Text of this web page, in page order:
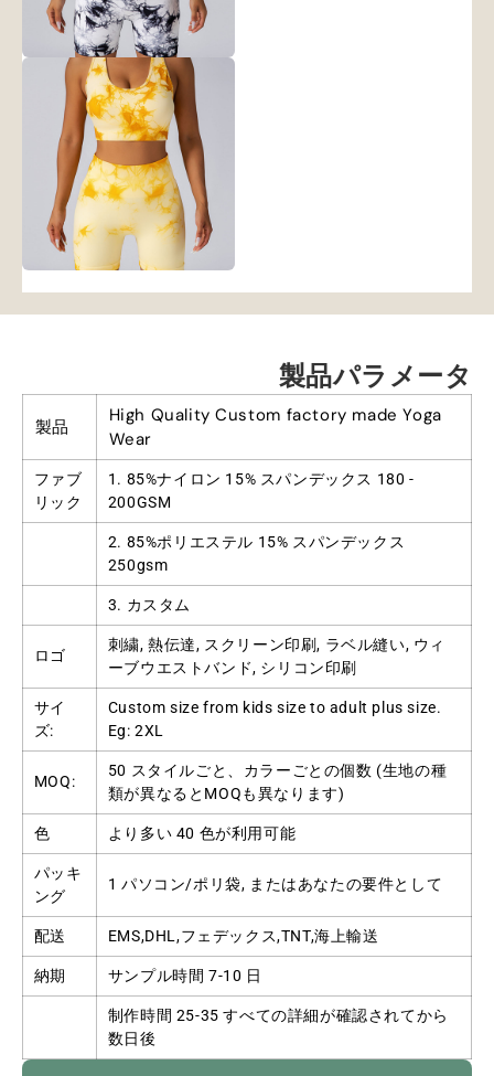
製品パラメータ
製品
High Quality Custom factory made Yoga
Wear
ファブ
リック
1. 85%ナイロン 15% スパンデックス 180 -
200GSM
2. 85%ポリエステル 15% スパンデックス
250gsm
3. カスタム
ロゴ
刺繍, 熱伝達, スクリーン印刷, ラベル縫い, ウィ
ーブウエストバンド, シリコン印刷
サイ
ズ:
Custom size from kids size to adult plus size.
Eg: 2XL
MOQ:
50 スタイルごと、カラーごとの個数 (生地の種
類が異なるとMOQも異なります)
色 より多い 40 色が利用可能
パッキ
ング
1 パソコン/ポリ袋, またはあなたの要件として
配送 EMS,DHL,フェデックス,TNT,海上輸送
納期 サンプル時間 7-10 日
制作時間 25-35 すべての詳細が確認されてから
数日後